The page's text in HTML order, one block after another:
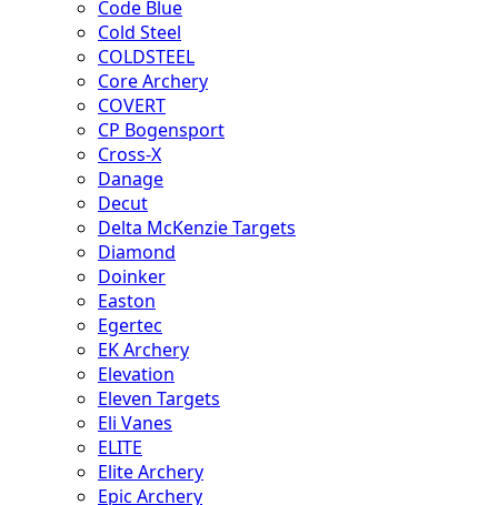
Code Blue
Cold Steel
COLDSTEEL
Core Archery
COVERT
CP Bogensport
Cross-X
Danage
Decut
Delta McKenzie Targets
Diamond
Doinker
Easton
Egertec
EK Archery
Elevation
Eleven Targets
Eli Vanes
ELITE
Elite Archery
Epic Archery